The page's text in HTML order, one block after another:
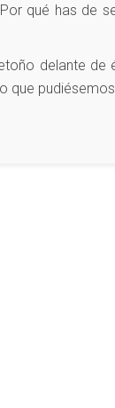
qué has de
delante de
que